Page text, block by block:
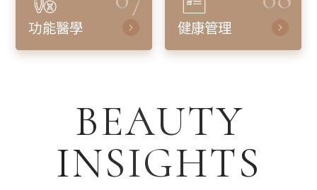
功能醫學 健康管理
BEAUTY
INSIGHTS